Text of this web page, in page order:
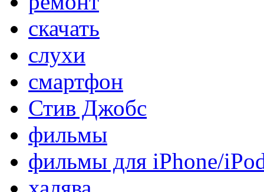
скачать
слухи
смартфон
Стив Джобс
фильмы
фильмы для iPhone/